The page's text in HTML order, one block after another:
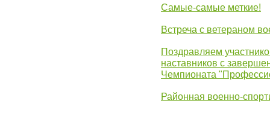
Самые-самые меткие!
Встреча с ветераном
Поздравляем
наставников с
Чемпионата
Районная военно-